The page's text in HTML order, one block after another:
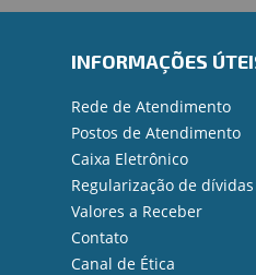
INFORMAÇÕES
Rede de Atendimento
Postos de Atendimento
Caixa Eletrônico
Regularização de dívidas
Valores a Receber
Contato
Canal de Ética